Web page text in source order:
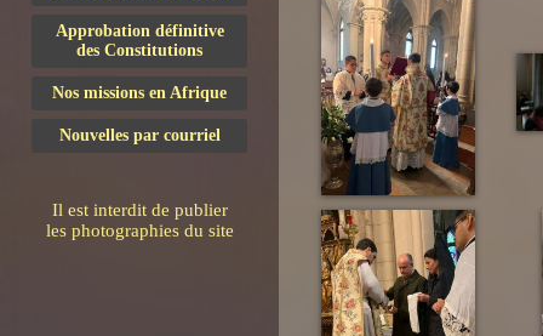
Approbation définitive
des Constitutions
Nos missions en Afrique
Nouvelles par courriel
Il est interdit de publier
les photographies du site